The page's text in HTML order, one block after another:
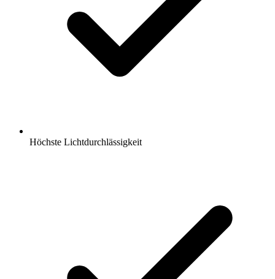
Höchste Lichtdurchlässigkeit